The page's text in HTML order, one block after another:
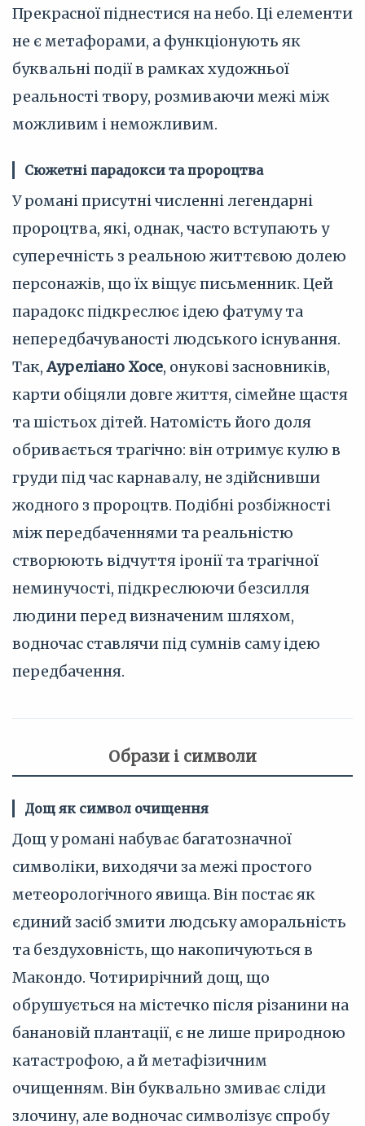
Прекрасної піднестися на небо. Ці елементи
не є метафорами, а функціонують як
буквальні події в рамках художньої
реальності твору, розмиваючи межі між
можливим і неможливим.
Сюжетні парадокси та пророцтва
У романі присутні численні легендарні
пророцтва, які, однак, часто вступають у
суперечність з реальною життєвою долею
персонажів, що їх віщує письменник. Цей
парадокс підкреслює ідею фатуму та
непередбачуваності людського існування.
Так,Ауреліано Хосе, онукові засновників,
карти обіцяли довге життя, сімейне щастя
та шістьох дітей. Натомість його доля
обривається трагічно: він отримує кулю в
груди під час карнавалу, не здійснивши
жодного з пророцтв. Подібні розбіжності
між передбаченнями та реальністю
створюють відчуття іронії та трагічної
неминучості, підкреслюючи безсилля
людини перед визначеним шляхом,
водночас ставлячи під сумнів саму ідею
передбачення.
Образи і символи
Дощ як символ очищення
Дощ у романі набуває багатозначної
символіки, виходячи за межі простого
метеорологічного явища. Він постає як
єдиний засіб змити людську аморальність
та бездуховність, що накопичуються в
Макондо. Чотирирічний дощ, що
обрушується на містечко після різанини на
банановій плантації, є не лише природною
катастрофою, а й метафізичним
очищенням. Він буквально змиває сліди
злочину, але водночас символізує спробу